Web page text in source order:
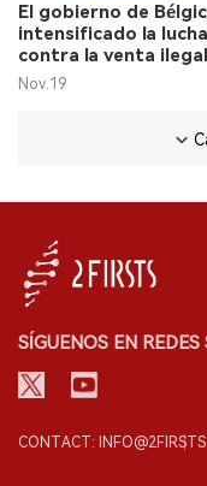
El gobierno de
intensificado la lucha
contra la venta
tabaco a menores.
Nov.19
SÍGUENOS EN REDES
CONTACT: